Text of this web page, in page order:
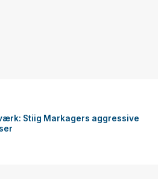
Stiig Markagers aggressive